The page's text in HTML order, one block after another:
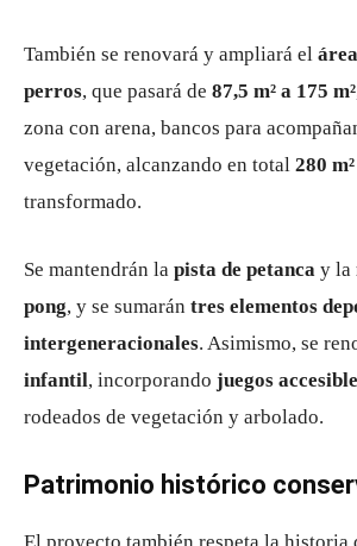
También se renovará y ampliará el
perros, que pasará de 87,5 m² a 175 m²
zona con arena, bancos para
vegetación, alcanzando en total 280 m²
transformado.
Se mantendrán la pista de petanca y la
pong, y se sumarán tres elementos
intergeneracionales. Asimismo, se
infantil, incorporando juegos
rodeados de vegetación y arbolado.
Patrimonio histórico